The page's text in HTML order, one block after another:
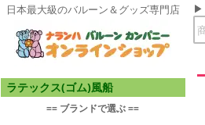
日本最大級のバルーン＆グッズ専門店
ラテックス(ゴム)風船
== ブランドで選ぶ ==